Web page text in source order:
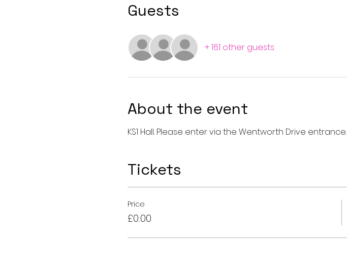
Guests
+ 161 other guests
About the event
KS1 Hall. Please enter via the Wentworth Drive entrance.
Tickets
Price
£0.00